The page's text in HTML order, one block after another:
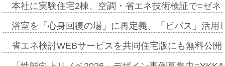
本社に実験住宅2棟、空調・省エネ技術検証で=ゼ
浴室を「心身回復の場」に再定義、「ビバス」活
省エネ検討WEBサービスを共同住宅版にも無料公